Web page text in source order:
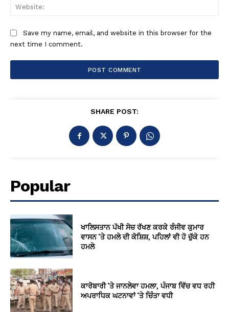
Save my name, email, and website in this browser for the
next time I comment.
SHARE POST:
Popular
ਖਾਲਿਸਤਾਨ ਪੱਖੀ ਸੋਚ ਰੱਖਣ ਕਰਕੇ ਰੰਜੀਵ ਕੁਮਾਰ
ਵਾਸਨ ‘ਤੇ ਹਮਲੇ ਦੀ ਕੋਸ਼ਿਸ਼, ਪਹਿਲਾਂ ਵੀ ਹੋ ਚੁੱਕੇ ਹਨ
ਹਮਲੇ
ਕਾਰੋਬਾਰੀ ‘ਤੇ ਜਾਨਲੇਵਾ ਹਮਲਾ, ਪੰਜਾਬ ਵਿੱਚ ਵਧ ਰਹੀ
ਅਪਰਾਧਿਕ ਘਟਨਾਵਾਂ ‘ਤੇ ਚਿੰਤਾ ਵਧੀ